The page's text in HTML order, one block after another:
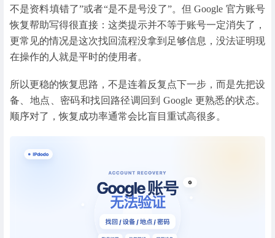
不是资料填错了”或者“是不是号没了”。但 Google 官方账号
恢复帮助写得很直接：这类提示并不等于账号一定消失了，
更常见的情况是这次找回流程没拿到足够信息，没法证明现
在操作的人就是平时的使用者。
所以更稳的恢复思路，不是连着反复点下一步，而是先把设
备、地点、密码和找回路径调回到 Google 更熟悉的状态。
顺序对了，恢复成功率通常会比盲目重试高很多。